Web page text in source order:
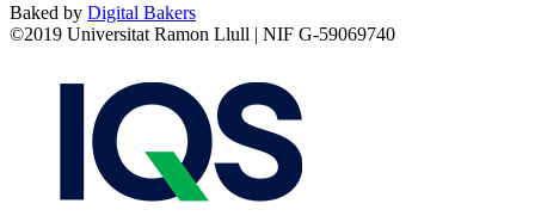
Baked by Digital Bakers
©2019 Universitat Ramon Llull | NIF G-59069740